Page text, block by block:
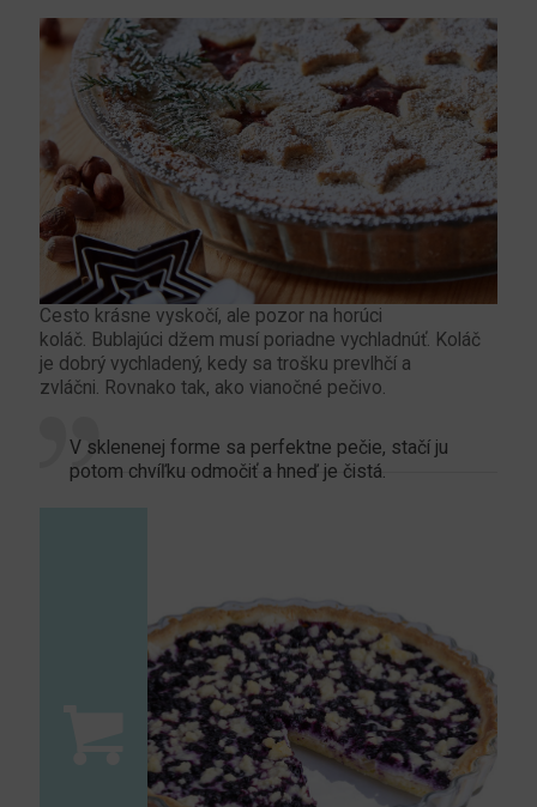
Cesto krásne vyskočí, ale pozor na horúci
koláč. Bublajúci džem musí poriadne vychladnúť. Koláč
je dobrý vychladený, kedy sa trošku prevlhčí a
zvláčni. Rovnako tak, ako vianočné pečivo.
V sklenenej forme sa perfektne pečie, stačí ju
potom chvíľku odmočiť a hneď je čistá.